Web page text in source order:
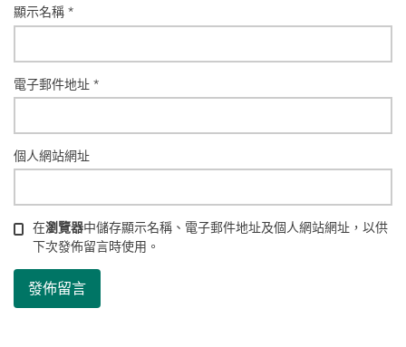
顯示名稱*
電子郵件地址*
個人網站網址
在瀏覽器中儲存顯示名稱、電子郵件地址及個人網站網址，以供
下次發佈留言時使用。